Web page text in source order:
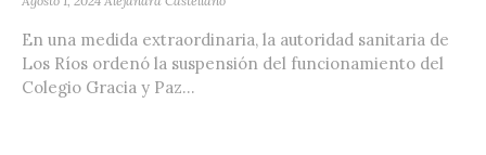
En una medida extraordinaria, la autoridad sanitaria de
Los Ríos ordenó la suspensión del funcionamiento del
Colegio Gracia y Paz...